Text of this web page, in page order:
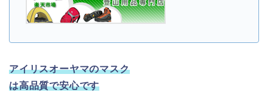
アイリスオーヤマのマスク
は高品質で安心です